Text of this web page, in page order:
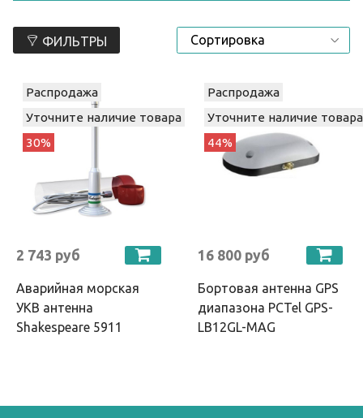
ФИЛЬТРЫ
Распродажа
Уточните наличие товара
30%
2 743 руб
Аварийная морская
УКВ антенна
Shakespeare 5911
Распродажа
Уточните наличие товара
44%
16 800 руб
Бортовая антенна GPS
диапазона PCTel GPS-
LB12GL-MAG